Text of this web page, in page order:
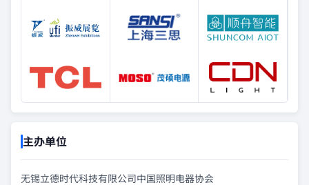
主办单位
无锡立德时代科技有限公司中国照明电器协会